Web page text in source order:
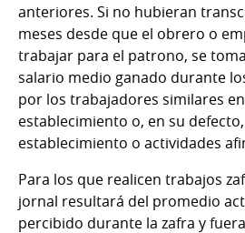
anteriores. Si no hubieran
meses desde que el obrero o
trabajar para el patrono, se
salario medio ganado durante
por los trabajadores similares
establecimiento o, en su
establecimiento o actividades
Para los que realicen trabajos
jornal resultará del promedio
percibido durante la zafra y